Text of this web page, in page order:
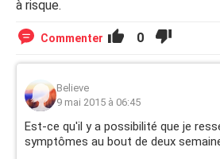
à risque.
Commenter 0
Believe
9 mai 2015 à 06:45
Est-ce qu'il y a possibilité que je
symptômes au bout de deux